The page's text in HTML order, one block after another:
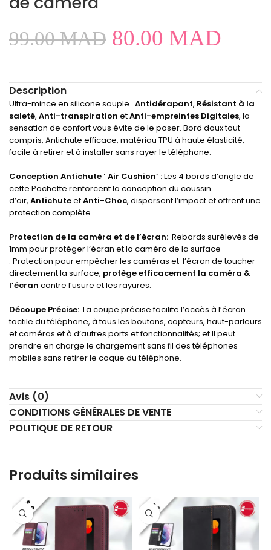
99.00MAD 80.00 MAD
Description
Ultra-mince en silicone souple . Antidérapant, Résistant à la
saleté, Anti-transpiration etAnti-empreintes Digitales, la
sensation de confort vous évite de le poser. Bord doux tout
compris, Antichute efficace, matériau TPU à haute élasticité,
facile à retirer et à installer sans rayer le téléphone.
Conception Antichute ‘ Air Cushion’ :Les 4 bords d’angle de
cette Pochette renforcent la conception du coussin
d’air, AntichuteetAnti-Choc, dispersent l’impact et offrent une
protection complète.
Protection de la caméra et de l’écran: Rebords surélevés de
1mm pour protéger l’écran et la caméra de la surface
. Protection pour empêcher les caméras et l’écran de toucher
directement la surface, protège efficacement la caméra &
l’écran contre l’usure et les rayures.
Découpe Précise: La coupe précise facilite l’accès à l’écran
tactile du téléphone, à tous les boutons, capteurs, haut-parleurs
et caméras et à d’autres ports et fonctionnalités; et Il peut
prendre en charge le chargement sans fil des téléphones
mobiles sans retirer le coque du téléphone.
Avis (0)
CONDITIONS GÉNÉRALES DE VENTE
POLITIQUE DE RETOUR
Produits similaires